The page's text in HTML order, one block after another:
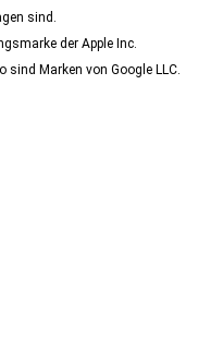
sind.
der Apple Inc.
sind Marken von Google LLC.